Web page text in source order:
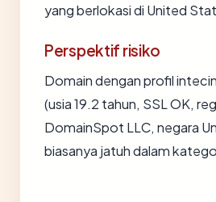
yang berlokasi di United
Perspektif risiko
Domain dengan profil
(usia 19.2 tahun, SSL OK,
DomainSpot LLC, negara
biasanya jatuh dalam